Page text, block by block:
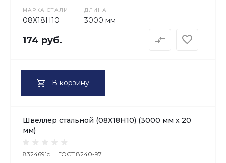
МАРКА СТАЛИ
08Х18H10
ДЛИНА
3000 мм
174 руб.
В корзину
Швеллер стальной (08Х18H10) (3000 мм х 20
мм)
8324691c ГОСТ 8240-97